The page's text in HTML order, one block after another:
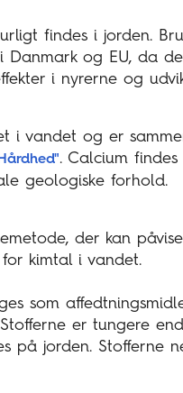
findes i jorden.
og EU, da
i nyrerne og
i vandet og er
. Calcium
geologiske forhold.
der kan
kimtal i vandet.
som
er tungere
på jorden. Stofferne